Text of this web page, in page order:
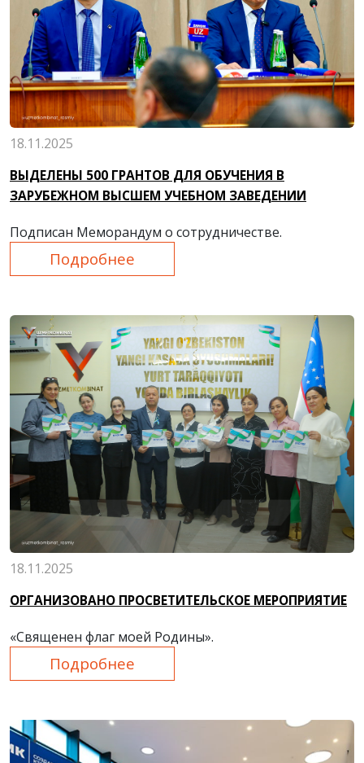
18.11.2025
ВЫДЕЛЕНЫ 500 ГРАНТОВ ДЛЯ ОБУЧЕНИЯ В
ЗАРУБЕЖНОМ ВЫСШЕМ УЧЕБНОМ ЗАВЕДЕНИИ
Подписан Меморандум о сотрудничестве.
Подробнее
18.11.2025
ОРГАНИЗОВАНО ПРОСВЕТИТЕЛЬСКОЕ МЕРОПРИЯТИЕ
«Священен флаг моей Родины».
Подробнее